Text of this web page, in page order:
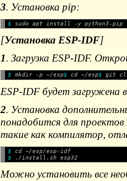
3. Установка pip:
$
[Установка ESP-IDF]
1. Загрузка ESP-IDF.
$ mkdir -p ~/esp$ cd ~/esp$
ESP-IDF будет загружена
2. Установка
понадобится для
такие как компилятор,
$ cd ~/esp/esp-idf
$
Можно установить все